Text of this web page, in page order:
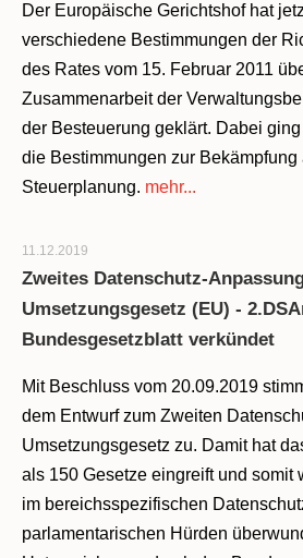
Der Europäische Gerichtshof hat
verschiedene Bestimmungen der
des Rates vom 15. Februar 2011
Zusammenarbeit der
der Besteuerung geklärt. Dabei
die Bestimmungen zur Bekämpfung
Steuerplanung. mehr...
11.12.2019
Zweites Datenschutz-
Umsetzungsgesetz (EU) -
Bundesgesetzblatt verkündet
Mit Beschluss vom 20.09.2019
dem Entwurf zum Zweiten
Umsetzungsgesetz zu. Damit hat
als 150 Gesetze eingreift und somit
im bereichsspezifischen
parlamentarischen Hürden